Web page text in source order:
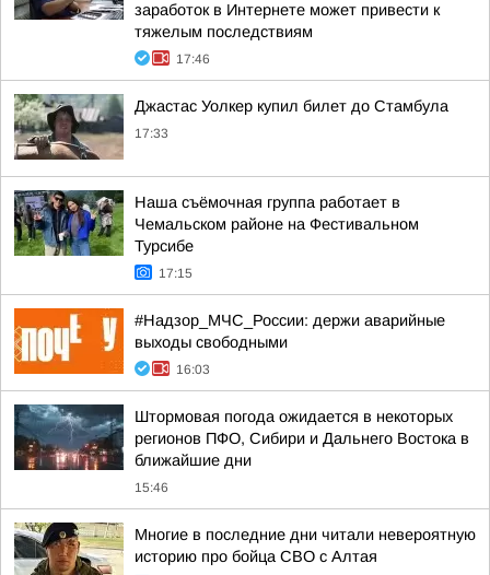
заработок в Интернете может привести к
тяжелым последствиям
17:46
Джастас Уолкер купил билет до Стамбула
17:33
Наша съёмочная группа работает в
Чемальском районе на Фестивальном
Турсибе
17:15
#Надзор_МЧС_России: держи аварийные
выходы свободными
16:03
Штормовая погода ожидается в некоторых
регионов ПФО, Сибири и Дальнего Востока в
ближайшие дни
15:46
Многие в последние дни читали невероятную
историю про бойца СВО с Алтая